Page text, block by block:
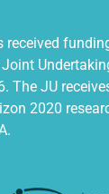
received
The JU
2020